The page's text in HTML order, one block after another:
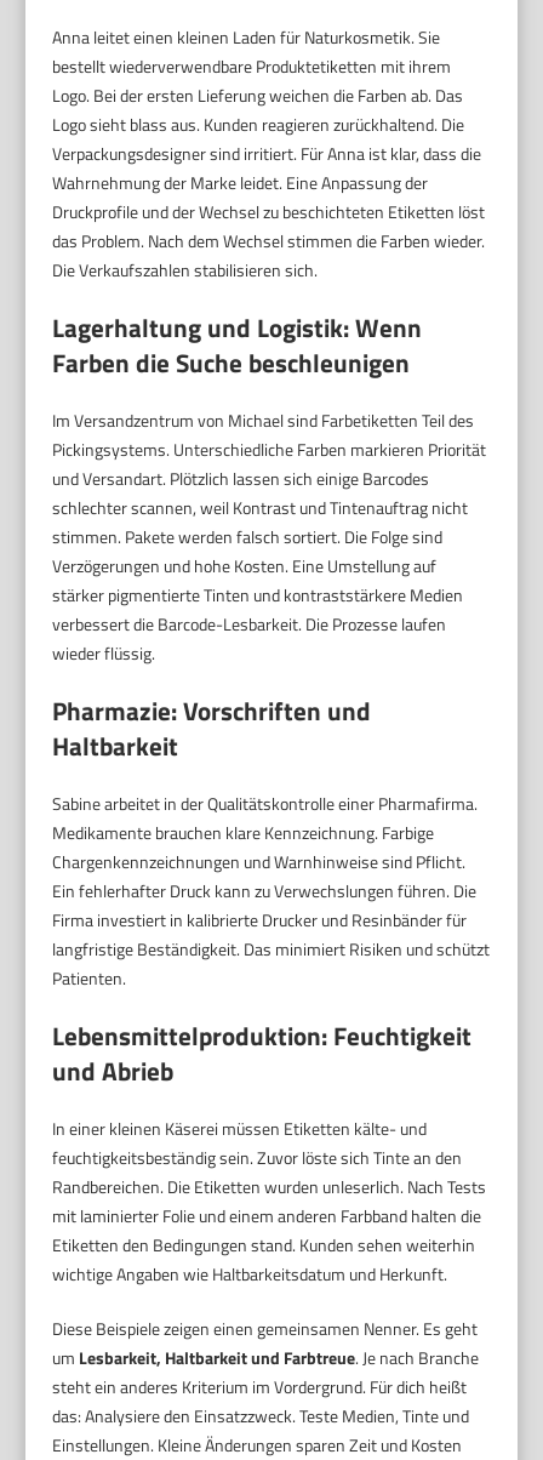
Anna leitet einen kleinen Laden für Naturkosmetik. Sie
bestellt wiederverwendbare Produktetiketten mit ihrem
Logo. Bei der ersten Lieferung weichen die Farben ab. Das
Logo sieht blass aus. Kunden reagieren zurückhaltend. Die
Verpackungsdesigner sind irritiert. Für Anna ist klar, dass die
Wahrnehmung der Marke leidet. Eine Anpassung der
Druckprofile und der Wechsel zu beschichteten Etiketten löst
das Problem. Nach dem Wechsel stimmen die Farben wieder.
Die Verkaufszahlen stabilisieren sich.
Lagerhaltung und Logistik: Wenn
Farben die Suche beschleunigen
Im Versandzentrum von Michael sind Farbetiketten Teil des
Pickingsystems. Unterschiedliche Farben markieren Priorität
und Versandart. Plötzlich lassen sich einige Barcodes
schlechter scannen, weil Kontrast und Tintenauftrag nicht
stimmen. Pakete werden falsch sortiert. Die Folge sind
Verzögerungen und hohe Kosten. Eine Umstellung auf
stärker pigmentierte Tinten und kontraststärkere Medien
verbessert die Barcode-Lesbarkeit. Die Prozesse laufen
wieder flüssig.
Pharmazie: Vorschriften und
Haltbarkeit
Sabine arbeitet in der Qualitätskontrolle einer Pharmafirma.
Medikamente brauchen klare Kennzeichnung. Farbige
Chargenkennzeichnungen und Warnhinweise sind Pflicht.
Ein fehlerhafter Druck kann zu Verwechslungen führen. Die
Firma investiert in kalibrierte Drucker und Resinbänder für
langfristige Beständigkeit. Das minimiert Risiken und schützt
Patienten.
Lebensmittelproduktion: Feuchtigkeit
und Abrieb
In einer kleinen Käserei müssen Etiketten kälte- und
feuchtigkeitsbeständig sein. Zuvor löste sich Tinte an den
Randbereichen. Die Etiketten wurden unleserlich. Nach Tests
mit laminierter Folie und einem anderen Farbband halten die
Etiketten den Bedingungen stand. Kunden sehen weiterhin
wichtige Angaben wie Haltbarkeitsdatum und Herkunft.
Diese Beispiele zeigen einen gemeinsamen Nenner. Es geht
um Lesbarkeit, Haltbarkeit und Farbtreue. Je nach Branche
steht ein anderes Kriterium im Vordergrund. Für dich heißt
das: Analysiere den Einsatzzweck. Teste Medien, Tinte und
Einstellungen. Kleine Änderungen sparen Zeit und Kosten